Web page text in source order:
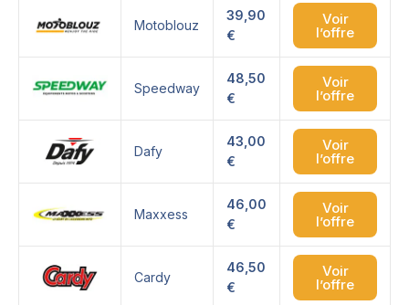
Motoblouz
39,90
€
Voir
l’offre
Speedway
48,50
€
Voir
l’offre
Dafy
43,00
€
Voir
l’offre
Maxxess
46,00
€
Voir
l’offre
Cardy
46,50
€
Voir
l’offre